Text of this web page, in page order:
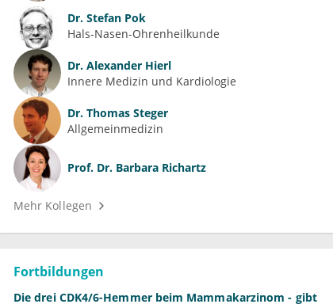
Dr. Stefan Pok
Hals-Nasen-Ohrenheilkunde
Dr. Alexander Hierl
Innere Medizin und Kardiologie
Dr. Thomas Steger
Allgemeinmedizin
Prof. Dr. Barbara Richartz
Mehr Kollegen
Fortbildungen
Die drei CDK4/6-Hemmer beim Mammakarzinom - gibt